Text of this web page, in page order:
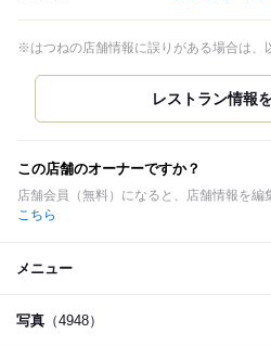
※はつねの店舗情報に誤りがある場合は、
この店舗のオーナーですか？
店舗会員（無料）になると、店舗情報を編
こちら
メニュー
写真 （4948）